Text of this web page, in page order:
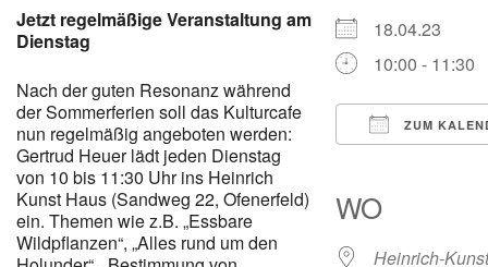
18.04.23
10:00 - 11:30
ZUM
WO
Heinrich-
Jetzt regelmäßige Veranstaltung am
Dienstag
Nach der guten Resonanz während
der Sommerferien soll das Kulturcafe
nun regelmäßig angeboten werden:
Gertrud Heuer lädt jeden Dienstag
von 10 bis 11:30 Uhr ins Heinrich
Kunst Haus (Sandweg 22, Ofenerfeld)
ein. Themen wie z.B. „Essbare
Wildpflanzen“, „Alles rund um den